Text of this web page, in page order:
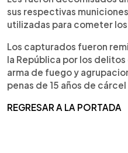
sus respectivas
utilizadas para cometer
Los capturados fueron
la República por los
arma de fuego y
penas de 15 años de cárcel
REGRESAR A LA PORTADA